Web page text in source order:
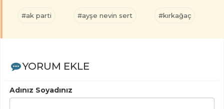
#ak parti #ayşe nevin sert #kırkağaç
YORUM EKLE
Adınız Soyadınız